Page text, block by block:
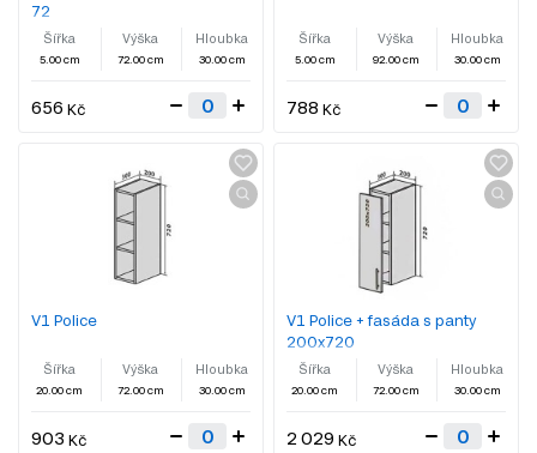
72
Šířka
5.00 cm
Výška
72.00 cm
Hloubka
30.00 cm
656 Kč
Šířka
5.00 cm
Výška
92.00 cm
Hloubka
30.00 cm
788 Kč
V1 Police
Šířka
20.00 cm
Výška
72.00 cm
Hloubka
30.00 cm
903 Kč
V1 Police + fasáda s panty
200x720
Šířka
20.00 cm
Výška
72.00 cm
Hloubka
30.00 cm
2 029 Kč